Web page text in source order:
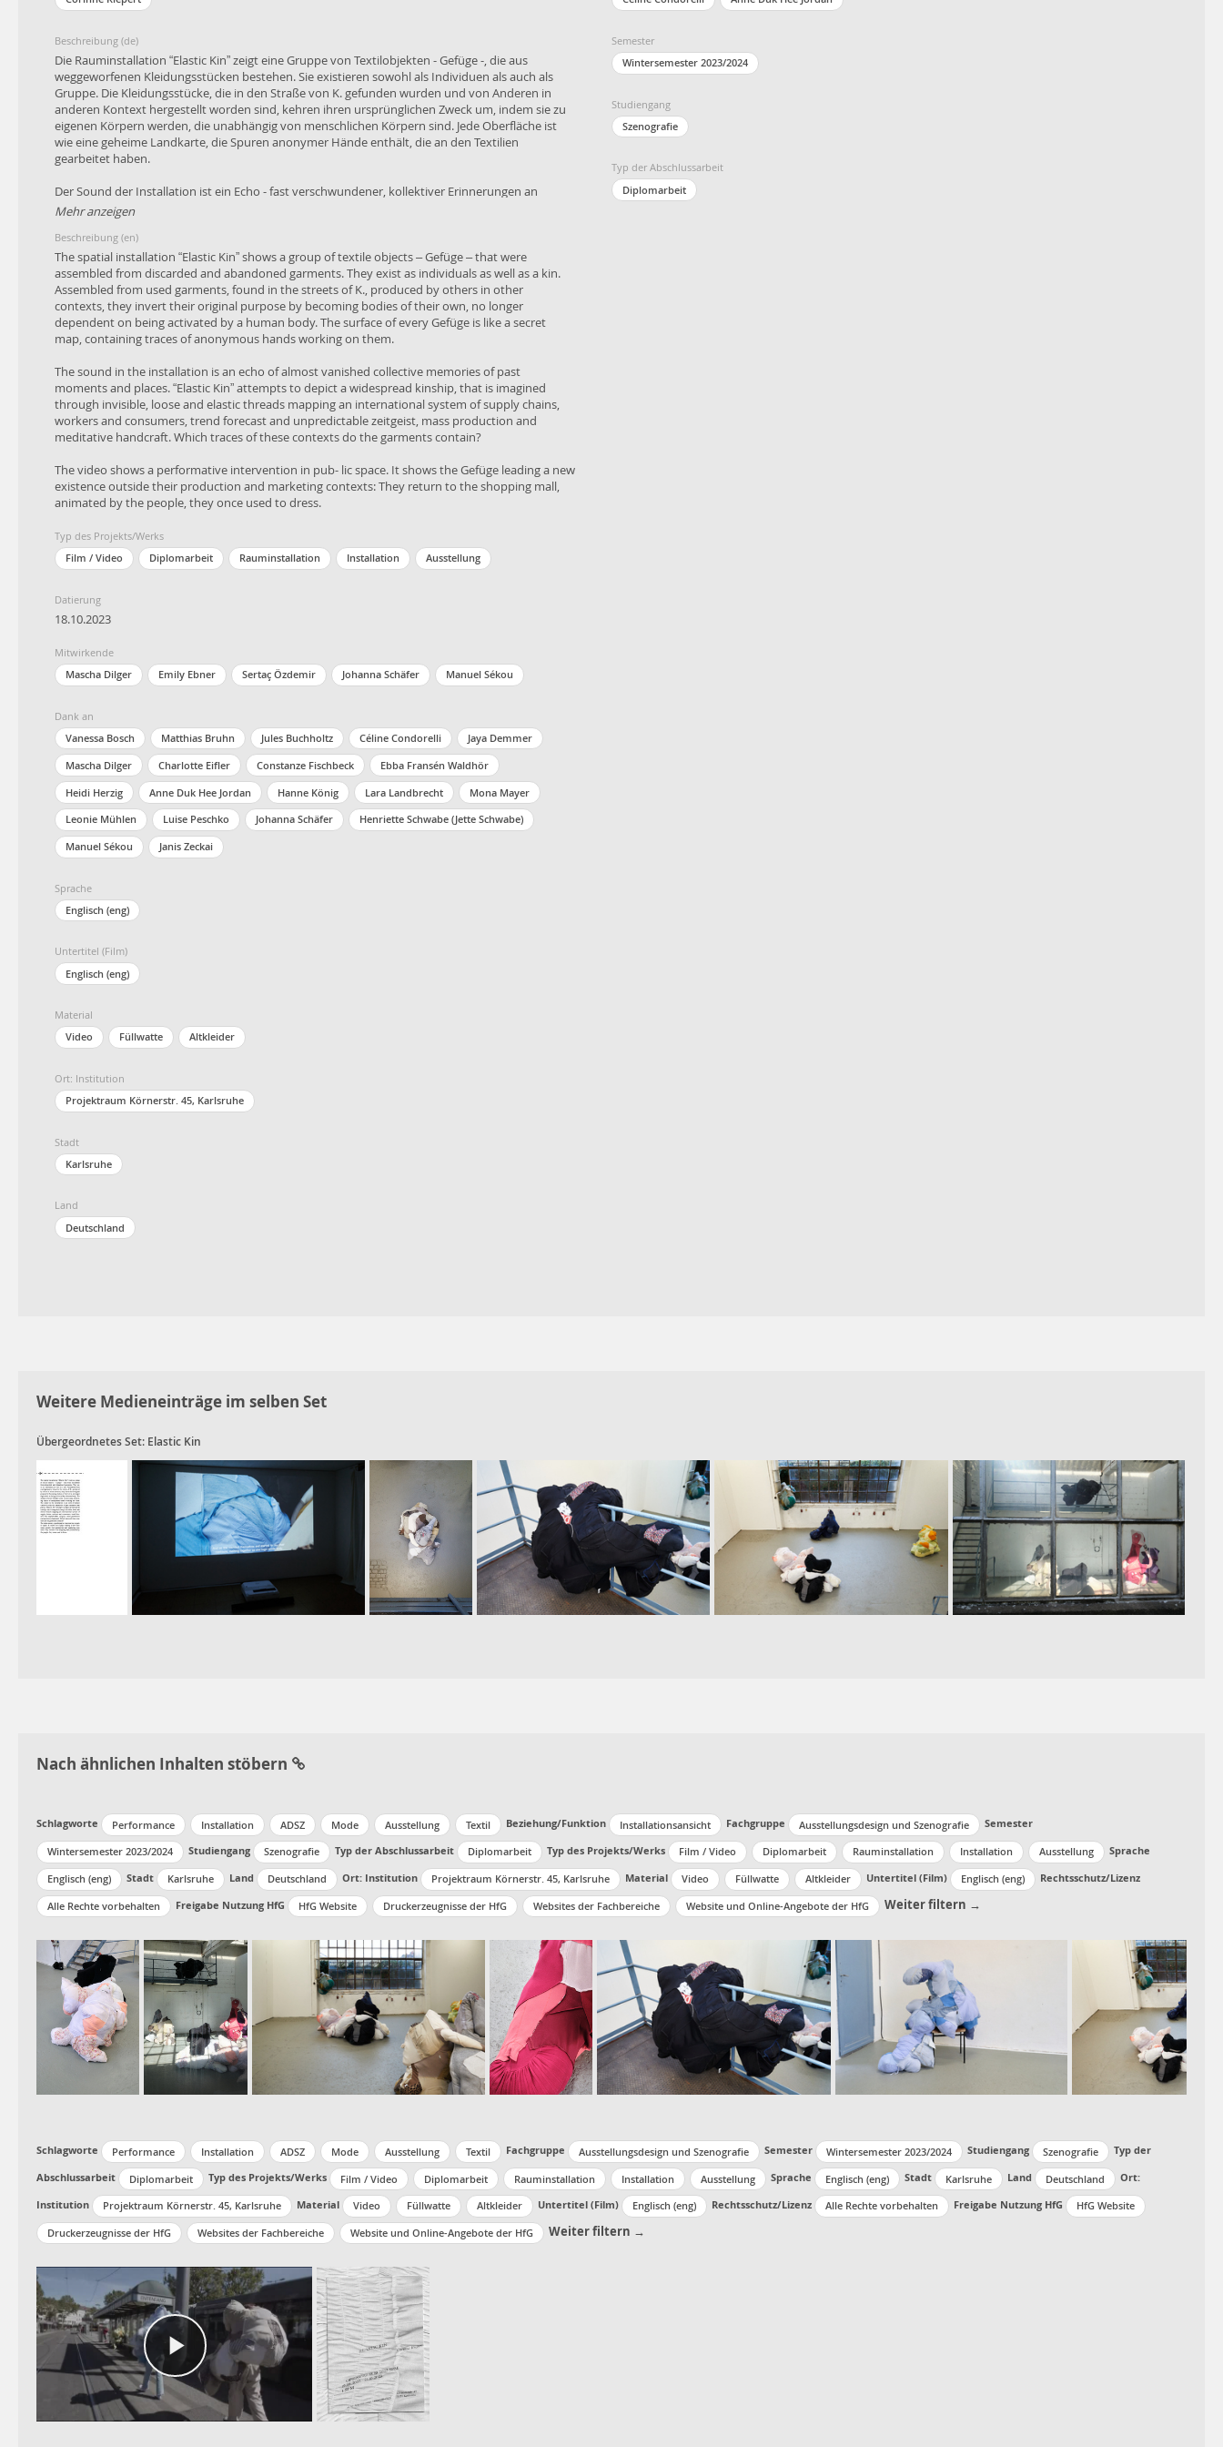
Beschreibung (de)
Die Rauminstallation “Elastic Kin” zeigt eine Gruppe von Textilobjekten - Gefüge -, die aus
weggeworfenen Kleidungsstücken bestehen. Sie existieren sowohl als Individuen als auch als
Gruppe. Die Kleidungsstücke, die in den Straße von K. gefunden wurden und von Anderen in
anderen Kontext hergestellt worden sind, kehren ihren ursprünglichen Zweck um, indem sie zu
eigenen Körpern werden, die unabhängig von menschlichen Körpern sind. Jede Oberfläche ist
wie eine geheime Landkarte, die Spuren anonymer Hände enthält, die an den Textilien
gearbeitet haben.
Der Sound der Installation ist ein Echo - fast verschwundener, kollektiver Erinnerungen an
vergangene Momente und Orte.
“Elastic Kin” versucht, eine weit verbreitete Verwandtschaft darzustellen, die durch unsichtbare,
lose und elastische Fäden imaginiert wird, die ein internationales System von Lieferketten,
Arbeiter*Innen und Konsument*Innen, Trendprognosen und unvorhersehbarem Zeitgeist,
Massenproduktion und meditativer Handarbeit abbilden. Welche Spuren dieser Kontexte
enthalten die Kleidungsstücke?
Das Video zeigt eine performative Intervention im öffentlichen Raum. Es zeigt die Gefüge, die
eine neue Existenz außerhalb ihrer Produktions- und Vermarktungskontexte führen: Sie kehren
Mehr anzeigen
Beschreibung (en)
The spatial installation “Elastic Kin” shows a group of textile objects – Gefüge – that were
assembled from discarded and abandoned garments. They exist as individuals as well as a kin.
Assembled from used garments, found in the streets of K., produced by others in other
contexts, they invert their original purpose by becoming bodies of their own, no longer
dependent on being activated by a human body. The surface of every Gefüge is like a secret
map, containing traces of anonymous hands working on them.
The sound in the installation is an echo of almost vanished collective memories of past
moments and places. “Elastic Kin” attempts to depict a widespread kinship, that is imagined
through invisible, loose and elastic threads mapping an international system of supply chains,
workers and consumers, trend forecast and unpredictable zeitgeist, mass production and
meditative handcraft. Which traces of these contexts do the garments contain?
The video shows a performative intervention in pub- lic space. It shows the Gefüge leading a new
existence outside their production and marketing contexts: They return to the shopping mall,
animated by the people, they once used to dress.
Typ des Projekts/Werks
Film / Video
Diplomarbeit Rauminstallation Installation Ausstellung
Datierung
18.10.2023
Mitwirkende
Mascha Dilger
Emily Ebner Sertaç Özdemir Johanna Schäfer Manuel Sékou
Dank an
Vanessa Bosch
Matthias Bruhn Jules Buchholtz Céline Condorelli
Jaya Demmer
Mascha Dilger
Charlotte Eifler Constanze Fischbeck
Ebba Fransén Waldhör
Heidi Herzig
Anne Duk Hee Jordan Hanne König Lara Landbrecht
Mona Mayer
Leonie Mühlen
Luise Peschko Johanna Schäfer
Henriette Schwabe (Jette Schwabe)
Manuel Sékou
Janis Zeckai
Sprache
Englisch (eng)
Untertitel (Film)
Englisch (eng)
Material
Video
Füllwatte Altkleider
Ort: Institution
Projektraum Körnerstr. 45, Karlsruhe
Stadt
Karlsruhe
Land
Deutschland
Semester
Wintersemester 2023/2024
Studiengang
Szenografie
Typ der Abschlussarbeit
Diplomarbeit
Weitere Medieneinträge im selben Set
Übergeordnetes Set: Elastic Kin
Nach ähnlichen Inhalten stöbern
Schlagworte Performance Installation ADSZ Mode Ausstellung Textil Beziehung/Funktion Installationsansicht Fachgruppe Ausstellungsdesign und Szenografie Semester
Wintersemester 2023/2024 Studiengang Szenografie Typ der Abschlussarbeit Diplomarbeit Typ des Projekts/Werks Film / Video Diplomarbeit Rauminstallation Installation Ausstellung Sprache
Englisch (eng) Stadt Karlsruhe Land Deutschland Ort: Institution Projektraum Körnerstr. 45, Karlsruhe Material Video Füllwatte Altkleider Untertitel (Film) Englisch (eng) Rechtsschutz/Lizenz
Alle Rechte vorbehalten Freigabe Nutzung HfG HfG Website Druckerzeugnisse der HfG Websites der Fachbereiche Website und Online-Angebote der HfG Weiter filtern →
Schlagworte Performance Installation ADSZ Mode Ausstellung Textil Fachgruppe Ausstellungsdesign und Szenografie Semester Wintersemester 2023/2024 Studiengang Szenografie
Typ der
Abschlussarbeit
Diplomarbeit Typ des Projekts/Werks Film / Video Diplomarbeit Rauminstallation Installation Ausstellung Sprache Englisch (eng) Stadt Karlsruhe Land Deutschland
Ort:
Institution
Projektraum Körnerstr. 45, Karlsruhe Material Video Füllwatte Altkleider Untertitel (Film) Englisch (eng) Rechtsschutz/Lizenz Alle Rechte vorbehalten Freigabe Nutzung HfG
HfG Website
Druckerzeugnisse der HfG
Websites der Fachbereiche Website und Online-Angebote der HfG Weiter filtern →